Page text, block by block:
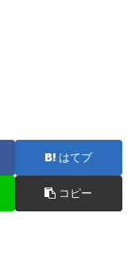
はてブ
コピー